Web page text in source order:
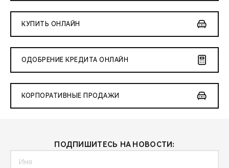
КУПИТЬ ОНЛАЙН
ОДОБРЕНИЕ КРЕДИТА ОНЛАЙН
КОРПОРАТИВНЫЕ ПРОДАЖИ
ПОДПИШИТЕСЬ НА НОВОСТИ: